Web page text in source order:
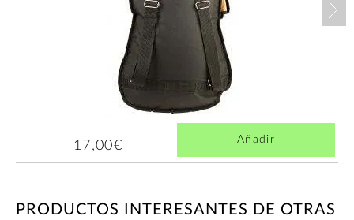
17,00€ Añadir
PRODUCTOS INTERESANTES DE OTRAS